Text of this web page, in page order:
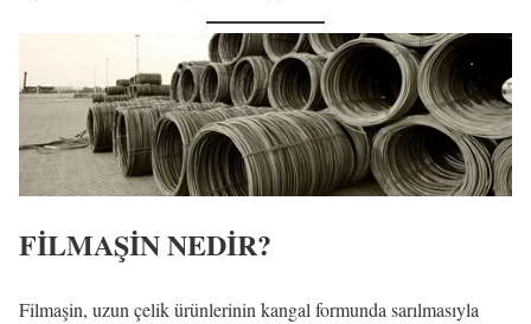
FİLMAŞİN NEDİR?
Filmaşin, uzun çelik ürünlerinin kangal formunda sarılmasıyla